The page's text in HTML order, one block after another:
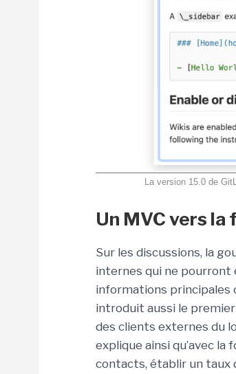
La version 15.0 de
Un MVC vers
Sur les discussions, la
internes qui ne pourront
informations principales
introduit aussi le
des clients externes du
explique ainsi qu’avec
contacts, établir un taux